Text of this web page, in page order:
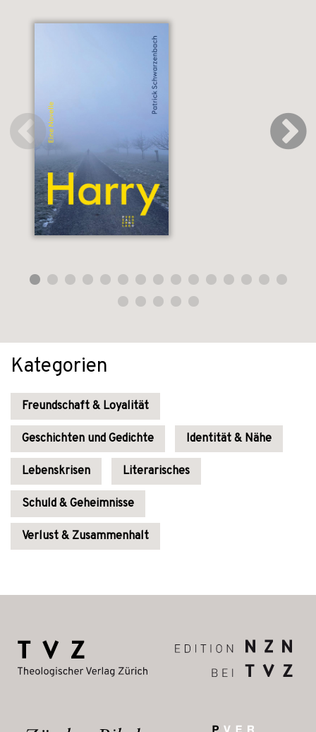
Kategorien
Freundschaft & Loyalität
Geschichten und Gedichte Identität & Nähe
Lebenskrisen Literarisches
Schuld & Geheimnisse
Verlust & Zusammenhalt